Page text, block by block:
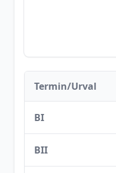
Termin/Urval
BI
BII